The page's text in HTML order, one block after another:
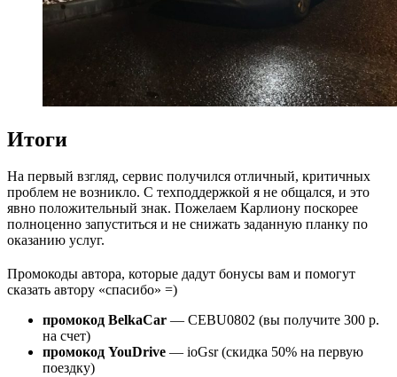
Итоги
На первый взгляд, сервис получился отличный, критичных
проблем не возникло. С техподдержкой я не общался, и это
явно положительный знак. Пожелаем Карлиону поскорее
полноценно запуститься и не снижать заданную планку по
оказанию услуг.
Промокоды автора, которые дадут бонусы вам и помогут
сказать автору «спасибо» =)
промокод BelkaCar — CEBU0802 (вы получите 300 р.
на счет)
промокод YouDrive — ioGsr (скидка 50% на первую
поездку)